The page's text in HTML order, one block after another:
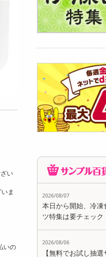
い
ま
いの
2026/08/07
本日から開始、冷
ツ特集は要チェック
2026/08/06
【無料でお試し抽